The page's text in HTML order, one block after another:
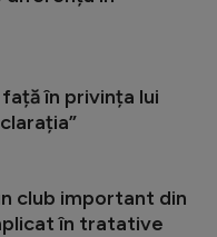
în privința lui
club important din
în tratative